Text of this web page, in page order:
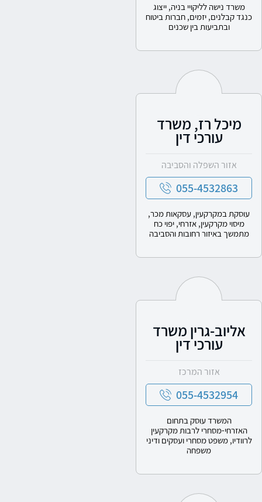
משרד נישה לליקויי בניה, ייצוג
כנגד קבלנים, יזמים, חברות ביטוח
ובתביעות בין שכנים
מיכל רז, משרד
עורכי דין
אזור השפלה והסביבה
055-4532863
עוסקת במקרקעין, עסקאות מכר,
מיסוי מקרקעין, אזרחי, יפוי כח
מתמשך באיזור רחובות והסביבה
אליוב-גרין משרד
עורכי דין
אזור המרכז
055-4532954
המשרד עוסק בתחום
האזרחי-מסחרי לרבות מקרקעין
לרוודיו, משפט מסחרי ועסקים ודיני
משפחה